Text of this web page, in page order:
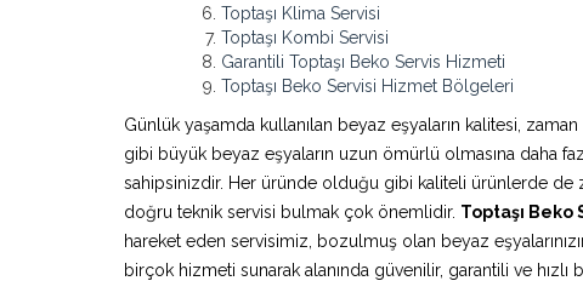
Toptaşı Klima Servisi
Toptaşı Kombi Servisi
Garantili Toptaşı Beko Servis Hizmeti
Toptaşı Beko Servisi Hizmet Bölgeleri
Günlük yaşamda kullanılan beyaz eşyaların kalitesi,
gibi büyük beyaz eşyaların uzun ömürlü olmasına daha
sahipsinizdir. Her üründe olduğu gibi kaliteli ürünlerde de
doğru teknik servisi bulmak çok önemlidir. Toptaşı Beko
hareket eden servisimiz, bozulmuş olan beyaz
birçok hizmeti sunarak alanında güvenilir, garantili ve hızlı